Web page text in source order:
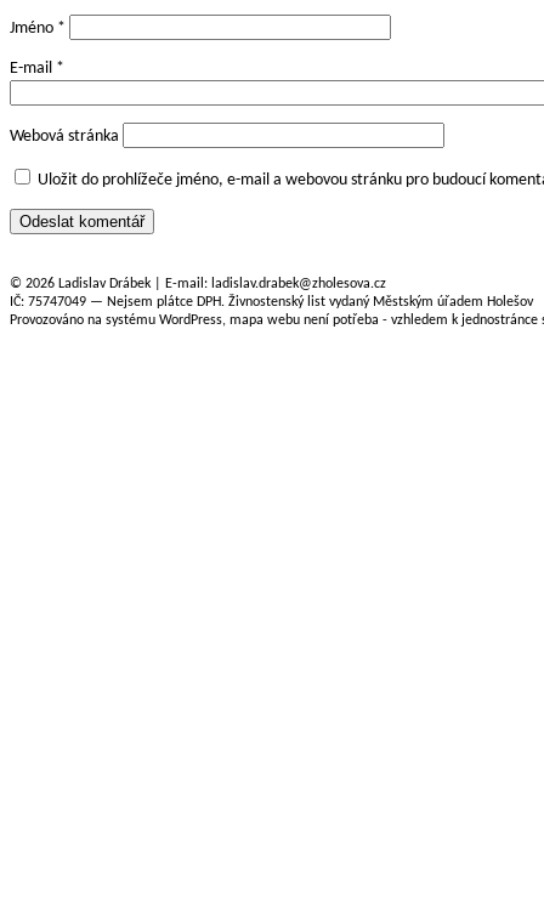
Jméno *
E-mail *
Webová stránka
Uložit do prohlížeče jméno, e-mail a webovou stránku pro budoucí
© 2026 Ladislav Drábek | E-mail: ladislav.drabek@zholesova.cz
IČ: 75747049 — Nejsem plátce DPH. Živnostenský list vydaný Městským úřadem Holešov
Provozováno na systému WordPress, mapa webu není potřeba - vzhledem k jednostránce